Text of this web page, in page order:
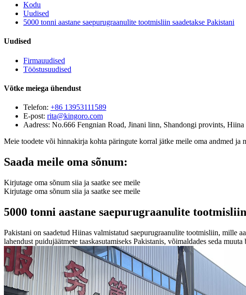
Kodu
Uudised
5000 tonni aastane saepurugraanulite tootmisliin saadetakse Pakistani
Uudised
Firmauudised
Tööstusuudised
Võtke meiega ühendust
Telefon: +86 13953111589
E-post: rita@kingoro.com
Aadress: No.666 Fengnian Road, Jinani linn, Shandongi provints, Hiina
Meie toodete või hinnakirja kohta päringute korral jätke meile oma andmed ja
Saada meile oma sõnum:
Kirjutage oma sõnum siia ja saatke see meile
Kirjutage oma sõnum siia ja saatke see meile
5000 tonni aastane saepurugraanulite
Pakistani on saadetud Hiinas valmistatud saepurugraanulite tootmisliin, mille
lahendust puidujäätmete taaskasutamiseks Pakistanis, võimaldades seda